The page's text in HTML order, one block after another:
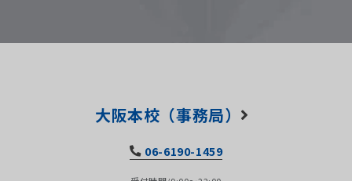
大阪本校（事務局）
06-6190-1459